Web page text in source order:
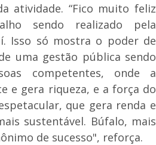
atividade. “Fico muito feliz
sendo realizado pela
Isso só mostra o poder de
uma gestão pública sendo
competentes, onde a
e gera riqueza, e a força do
que gera renda e
sustentável. Búfalo, mais
de sucesso", reforça.